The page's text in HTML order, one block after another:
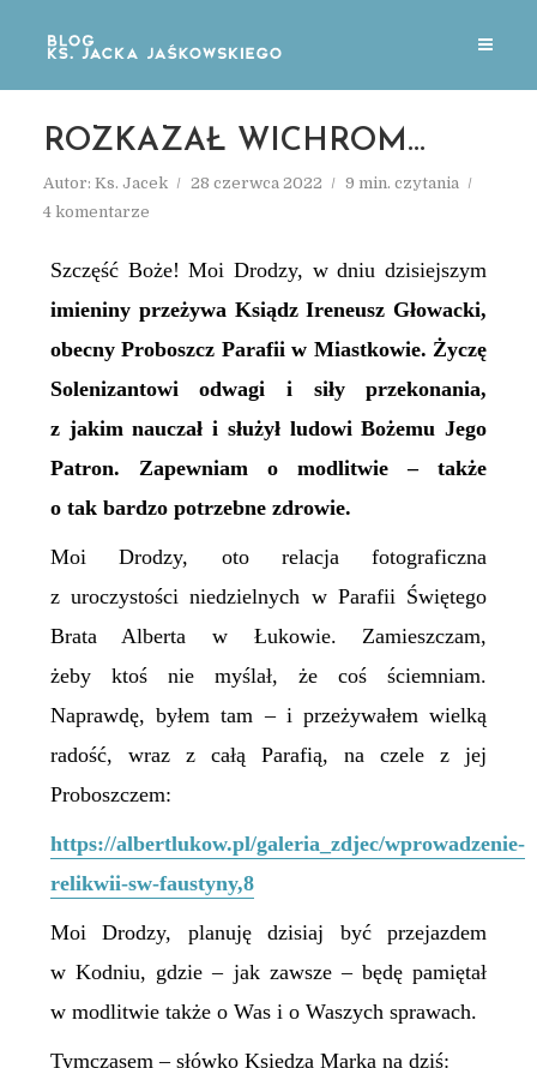
ROZKAZAŁ WICHROM…
Autor: Ks. Jacek 28 czerwca 2022
9 min. czytania
4 komentarze
Szczęść Boże! Moi Drodzy, w dniu dzisiejszym
imieniny przeżywa Ksiądz Ireneusz Głowacki,
obecny Proboszcz Parafii w Miastkowie. Życzę
Solenizantowi odwagi i siły przekonania,
z jakim nauczał i służył ludowi Bożemu Jego
Patron. Zapewniam o modlitwie – także
o tak bardzo potrzebne zdrowie.
Moi Drodzy, oto relacja fotograficzna
z uroczystości niedzielnych w Parafii Świętego
Brata Alberta w Łukowie. Zamieszczam,
żeby ktoś nie myślał, że coś ściemniam.
Naprawdę, byłem tam – i przeżywałem wielką
radość, wraz z całą Parafią, na czele z jej
Proboszczem:
https://albertlukow.pl/galeria_zdjec/wprowadzenie-
relikwii-sw-faustyny,8
Moi Drodzy, planuję dzisiaj być przejazdem
w Kodniu, gdzie – jak zawsze – będę pamiętał
w modlitwie także o Was i o Waszych sprawach.
Tymczasem – słówko Księdza Marka na dziś: